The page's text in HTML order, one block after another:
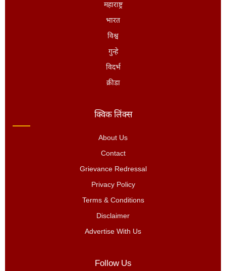
महाराष्ट्र
भारत
विश्व
गुन्हे
विदर्भ
क्रीडा
क्विक लिंक्स
About Us
Contact
Grievance Redressal
Privacy Policy
Terms & Conditions
Disclaimer
Advertise With Us
Follow Us